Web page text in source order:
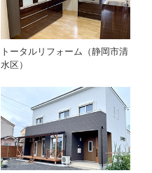
トータルリフォーム（静岡市清
水区）